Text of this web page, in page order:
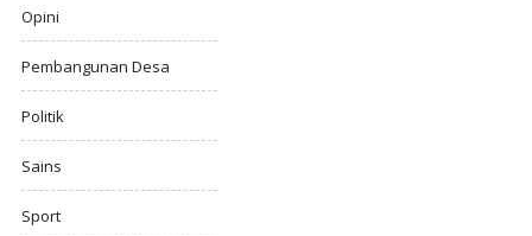
Opini
Pembangunan Desa
Politik
Sains
Sport